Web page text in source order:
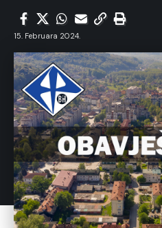
15. Februara 2024.